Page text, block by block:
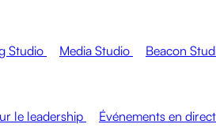
Studio Media Studio Beacon
le leadership Événements en direct